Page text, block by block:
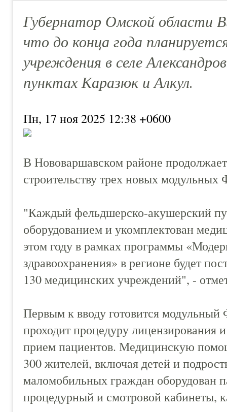
Губернатор Омской области
что до конца года
учреждения в селе
пунктах Каразюк и Алкул.
Пн, 17 ноя 2025 12:38 +0600
В Нововаршавском районе
строительству трех новых
"Каждый фельдшерско-акушерский
оборудованием и укомплектован
этом году в рамках программы
здравоохранения» в регионе будет
130 медицинских учреждений", -
Первым к вводу готовится
проходит процедуру лицензирования
прием пациентов. Медицинскую
300 жителей, включая детей и
маломобильных граждан оборудован
процедурный и смотровой кабинеты,